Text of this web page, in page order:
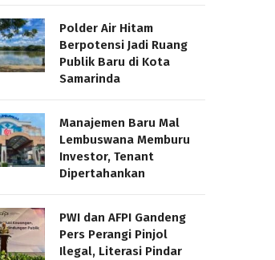
Polder Air Hitam
Berpotensi Jadi Ruang
Publik Baru di Kota
Samarinda
Manajemen Baru Mal
Lembuswana Memburu
Investor, Tenant
Dipertahankan
PWI dan AFPI Gandeng
Pers Perangi Pinjol
Ilegal, Literasi Pindar